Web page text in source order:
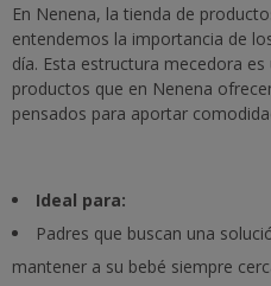
En Nenena, la tienda de
entendemos la importancia de
día. Esta estructura mecedora
productos que en Nenena
pensados para aportar
Ideal para:
Padres que buscan una
mantener a su bebé siempre